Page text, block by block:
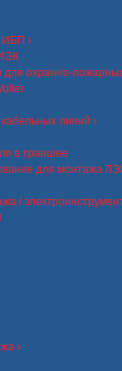
ИБП
для охранно-
линий
в траншее
для монтажа
/